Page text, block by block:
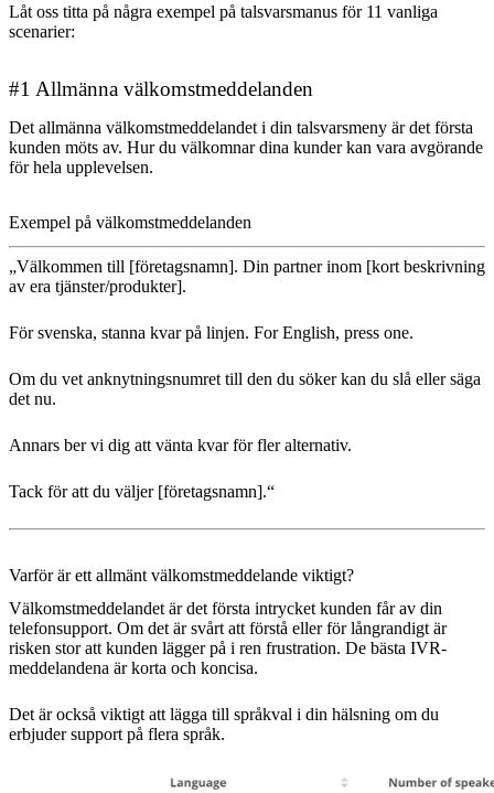
Låt oss titta på några exempel på talsvarsmanus för 11 vanliga
scenarier:
#1 Allmänna välkomstmeddelanden
Det allmänna välkomstmeddelandet i din talsvarsmeny är det första
kunden möts av. Hur du välkomnar dina kunder kan vara avgörande
för hela upplevelsen.
Exempel på välkomstmeddelanden
„Välkommen till [företagsnamn]. Din partner inom [kort beskrivning
av era tjänster/produkter].
För svenska, stanna kvar på linjen. For English, press one.
Om du vet anknytningsnumret till den du söker kan du slå eller säga
det nu.
Annars ber vi dig att vänta kvar för fler alternativ.
Tack för att du väljer [företagsnamn].“
Varför är ett allmänt välkomstmeddelande viktigt?
Välkomstmeddelandet är det första intrycket kunden får av din
telefonsupport. Om det är svårt att förstå eller för långrandigt är
risken stor att kunden lägger på i ren frustration. De bästa IVR-
meddelandena är korta och koncisa.
Det är också viktigt att lägga till språkval i din hälsning om du
erbjuder support på flera språk.